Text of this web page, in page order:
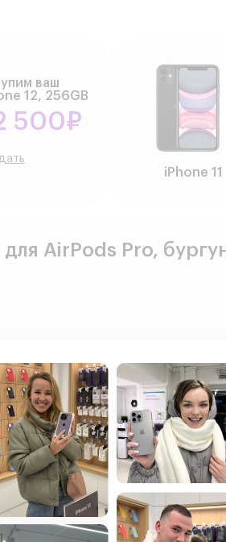
ваш
12, 256GB
500₽
iPhone 11
AirPods Pro,
Показать текст
покупку